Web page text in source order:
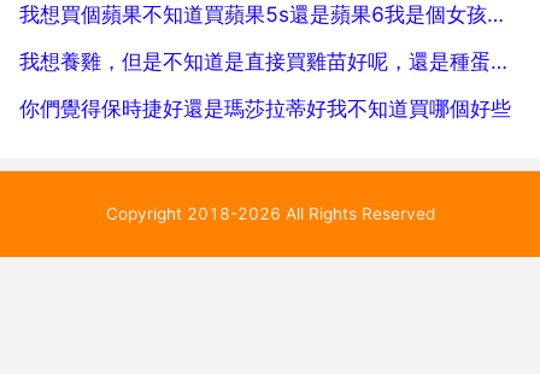
我想買個蘋果不知道買蘋果5s還是蘋果6我是個女孩家裡是開廠的不缺錢要手機美觀好用求
我想養雞，但是不知道是直接買雞苗好呢，還是種蛋比較好
你們覺得保時捷好還是瑪莎拉蒂好我不知道買哪個好些
Copyright 2018-2026 All Rights Reserved